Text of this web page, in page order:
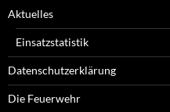
Aktuelles
Einsatzstatistik
Datenschutzerklärung
Die Feuerwehr